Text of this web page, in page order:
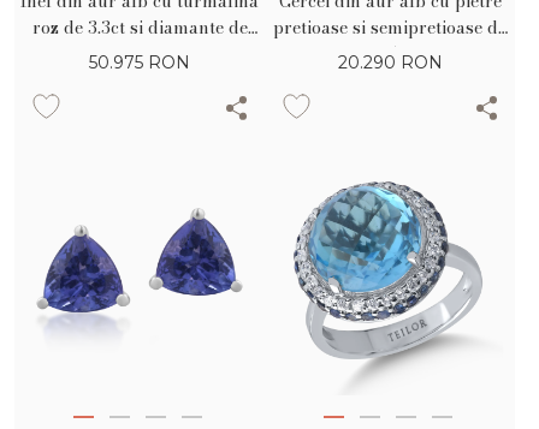
roz de 3.3ct si diamante de
0.4ct
50.975 RON
pretioase si semipretioase de
11.5ct
20.290 RON